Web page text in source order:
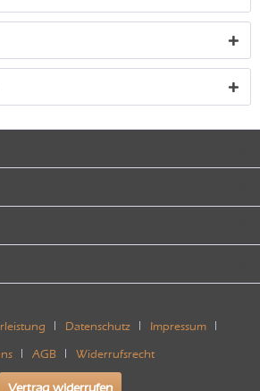
Datenschutz Impressum
AGB Widerrufsrecht
Vertrag widerrufen